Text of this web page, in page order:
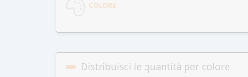
COLORE
Distribuisci le quantità per colore